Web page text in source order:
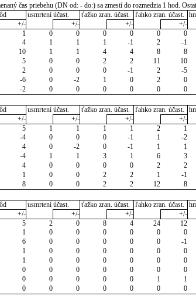
čas priebehu (DN od: - do:) sa zmestí do rozmedzia 1 hod.
usmrtení účast. ťažko zran. účast. ľahko zran. účast.
+/-
+/- +/- +/-
1 0 0 0 0 0 0
4 1 1 1 -1 2 -1
10 1 1 4 4 8 8
5 0 0 2 2 11 10
2 0 0 0 -1 2 -5
-6 0 -2 1 0 2 0
-2 0 0 0 0 0 0
usmrtení účast. ťažko zran. účast. ľahko zran. účast.
+/-
+/- +/- +/-
5 1 1 1 1 2 1
-4 0 0 0 -1 1 -2
4 0 -2 0 -1 1 1
-4 1 1 3 1 6 3
4 0 0 0 0 2 2
1 0 0 2 2 1 -1
8 0 0 2 2 12 8
usmrtení účast. ťažko zran. účast. ľahko zran. účast.
+/-
+/- +/- +/-
5 2 0 8 4 24 12
1 0 0 0 0 0 0
6 0 0 0 0 0 -1
1 0 0 0 0 0 0
1 0 0 0 0 0 0
0 0 0 0 0 0 0
0 0 0 0 0 1 1
0 0 0 0 0 0 0